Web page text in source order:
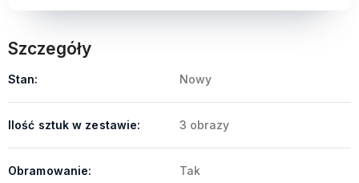
Szczegóły
Stan: Nowy
Ilość sztuk w zestawie: 3 obrazy
Obramowanie: Tak